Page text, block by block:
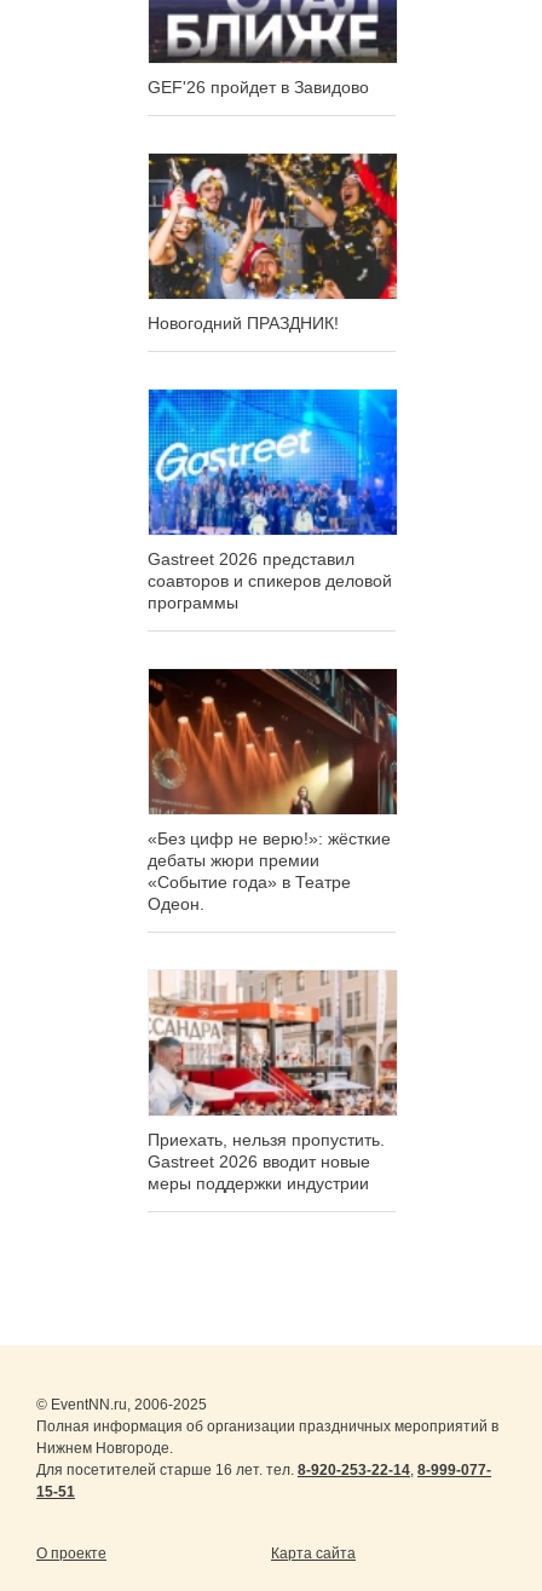
GEF'26 пройдет в Завидово
Новогодний ПРАЗДНИК!
Gastreet 2026 представил
соавторов и спикеров деловой
программы
«Без цифр не верю!»: жёсткие
дебаты жюри премии
«Событие года» в Театре
Одеон.
Приехать, нельзя пропустить.
Gastreet 2026 вводит новые
меры поддержки индустрии
© EventNN.ru, 2006-2025
Полная информация об организации праздничных мероприятий в
Нижнем Новгороде.
Для посетителей старше 16 лет. тел. 8-920-253-22-14 8-999-077-
15-51
О проекте Карта сайта